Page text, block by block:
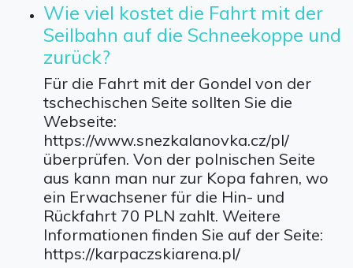
Wie viel kostet die Fahrt mit der
Seilbahn auf die Schneekoppe und
zurück?
Für die Fahrt mit der Gondel von der
tschechischen Seite sollten Sie die
Webseite:
https://www.snezkalanovka.cz/pl/
überprüfen. Von der polnischen Seite
aus kann man nur zur Kopa fahren, wo
ein Erwachsener für die Hin- und
Rückfahrt 70 PLN zahlt. Weitere
Informationen finden Sie auf der Seite:
https://karpaczskiarena.pl/